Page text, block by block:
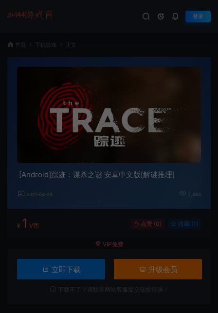
登录
首页 手机游戏 正文
[Android]踪迹：谋杀之谜 安卓中文版[解谜推理]
2021-04-20 2,484
¥ 1 V币 点赞 (0) 收藏 (1)
VIP免费
立即下载 升级会员
下载不了？请联系网站客服提交链接错误！